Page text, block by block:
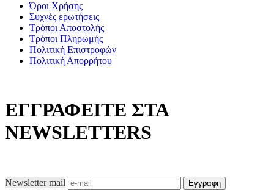
Όροι Χρήσης
Συχνές ερωτήσεις
Τρόποι Αποστολής
Τρόποι Πληρωμής
Πολιτική Επιστροφών
Πολιτική Απορρήτου
ΕΓΓΡΑΦΕΙΤΕ ΣΤΑ
NEWSLETTERS
Newsletter mail